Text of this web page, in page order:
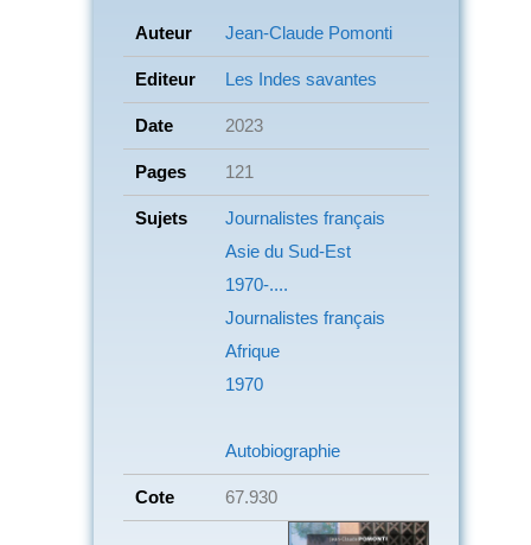
Auteur Jean-Claude Pomonti
Editeur Les Indes savantes
Date 2023
Pages 121
Sujets
Journalistes français
Asie du Sud-Est
1970-....
Journalistes français
Afrique
1970
Autobiographie
Cote 67.930